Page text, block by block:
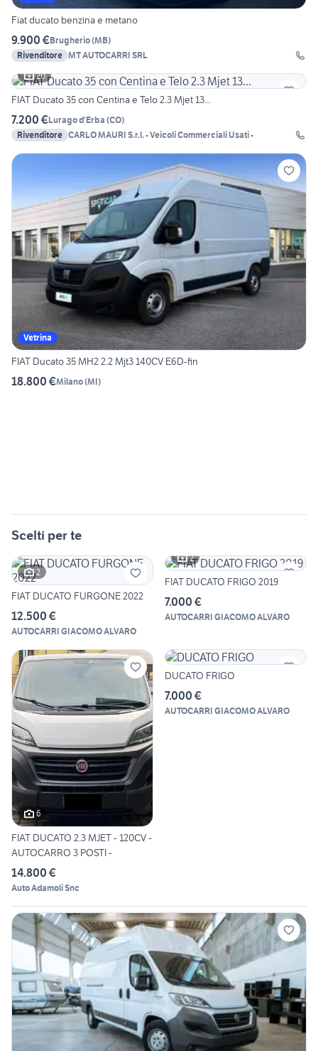
Fiat ducato benzina e metano
9.900 €Brugherio(MB)
Rivenditore MT AUTOCARRI SRL
20
FIAT Ducato 35 con Centina e Telo 2.3 Mjet 13...
7.200 €Lurago d'Erba (CO)
Rivenditore CARLO MAURI S.r.l. - Veicoli Commerciali Usati -
Vetrina
FIAT Ducato 35 MH2 2.2 Mjt3 140CV E6D-fin
18.800 €Milano(MI)
Scelti per te
2
FIAT DUCATO FURGONE 2022
12.500 €
AUTOCARRI GIACOMO ALVARO
2
FIAT DUCATO FRIGO 2019
7.000 €
AUTOCARRI GIACOMO ALVARO
6
FIAT DUCATO 2.3 MJET - 120CV -
AUTOCARRO 3 POSTI -
14.800 €
Auto Adamoli Snc
DUCATO FRIGO
7.000 €
AUTOCARRI GIACOMO ALVARO